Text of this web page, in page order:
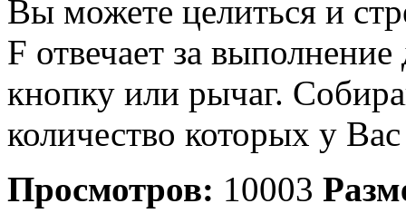
Вы можете целиться и
F отвечает за
кнопку или рычаг.
количество которых у
Просмотров: 10003